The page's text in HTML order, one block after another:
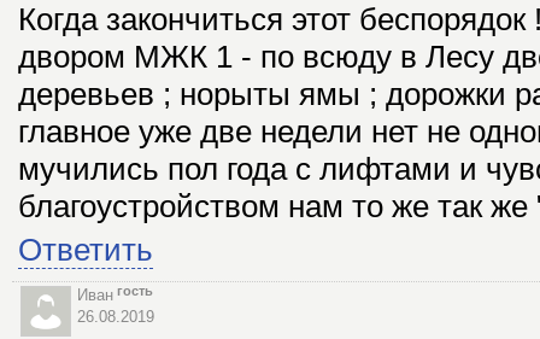
Когда закончиться этот
двором МЖК 1 - по всюду в Лесу
деревьев ; норыты ямы ; дорожки
главное уже две недели нет не
мучились пол года с лифтами и
благоустройством нам то же так же
Ответить
Иван гость
26.08.2019